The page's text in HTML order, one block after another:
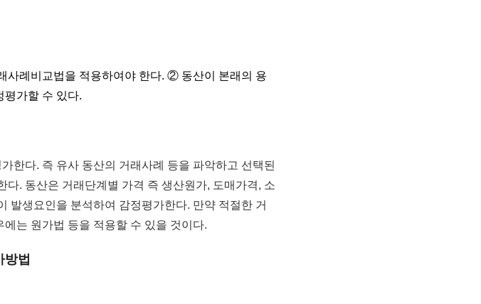
례비교법을 적용하여야 한다. ② 동산이 본래의 용
평가할 수 있다.
한다. 즉 유사 동산의 거래사례 등을 파악하고 선택된
. 동산은 거래단계별 가격 즉 생산원가, 도매가격, 소
발생요인을 분석하여 감정평가한다. 만약 적절한 거
는 원가법 등을 적용할 수 있을 것이다.
법